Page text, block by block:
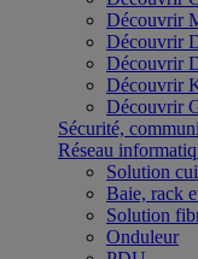
Découvrir
Découvrir
Découvrir
Découvrir
Découvrir
Sécurité,
Réseau
Solution
Baie, rack
Solution
Onduleur